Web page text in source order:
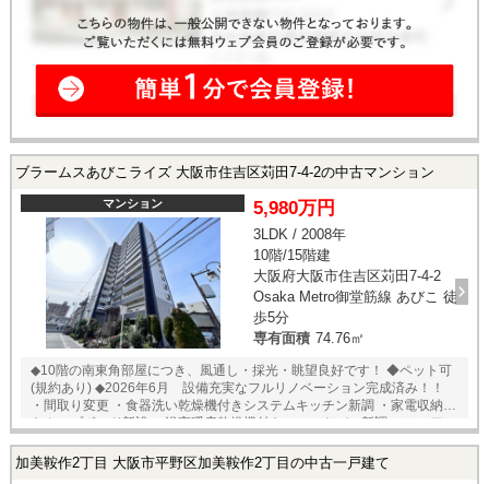
ブラームスあびこライズ 大阪市住吉区苅田7-4-2の中古マンション
マンション 5,980万円
3LDK / 2008年
10階/15階建
大阪府大阪市住吉区苅田7-4-2
Osaka Metro御堂筋線 あびこ 徒
歩5分
専有面積 74.76㎡
◆10階の南東角部屋につき、風通し・採光・眺望良好です！ ◆ペット可
(規約あり) ◆2026年6月 設備充実なフルリノベーション完成済み！！
・間取り変更 ・食器洗い乾燥機付きシステムキッチン新調 ・家電収納付
きカップボード新設 ・浴室暖房乾燥機付きユニットバス新調 ・シャワー
ーズボックス新設 ・ウォークインクローゼット新設 ・ストレージ新設
加美鞍作2丁目 大阪市平野区加美鞍作2丁目の中古一戸建て